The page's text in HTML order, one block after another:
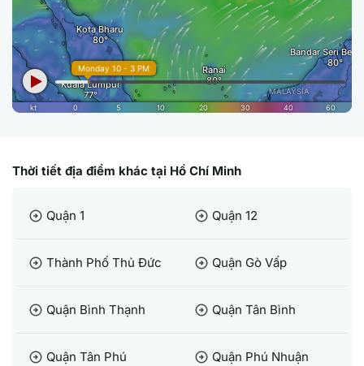
Thời tiết địa điểm khác tại Hồ Chí Minh
arrow_circle_right Quận 1 arrow_circle_right Quận 12
arrow_circle_right Thành Phố Thủ Đức arrow_circle_right Quận Gò Vấp
arrow_circle_right Quận Bình Thạnh arrow_circle_right Quận Tân Bình
arrow_circle_right Quận Tân Phú arrow_circle_right Quận Phú Nhuận